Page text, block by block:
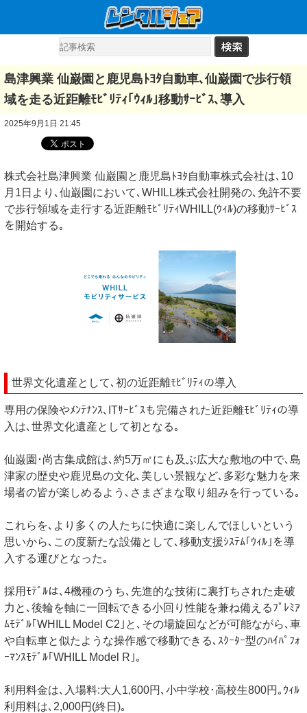
島津興業 仙巌園と鹿児島ﾄﾖﾀ自動車､仙巌園で歩行領
域を走る近距離ﾓﾋﾞﾘﾃｨ｢ｳｨﾙ｣移動ｻｰﾋﾞｽ､導入
2025年9月1日 21:45
株式会社島津興業 仙巌園と鹿児島ﾄﾖﾀ自動車株式会社は､10
月1日より､仙巌園において､WHILL株式会社開発の､免許不要
で歩行領域を走行する近距離ﾓﾋﾞﾘﾃｨWHILL(ｳｨﾙ)の移動ｻｰﾋﾞｽ
を開始する｡
世界文化遺産として､初の近距離ﾓﾋﾞﾘﾃｨの導入
専用の保険やﾒﾝﾃﾅﾝｽ､ITｻｰﾋﾞｽも完備された近距離ﾓﾋﾞﾘﾃｨの導
入は､世界文化遺産として初となる｡
仙巌園･尚古集成館は､約5万㎡にも及ぶ広大な敷地の中で､島
津家の歴史や鹿児島の文化､美しい景観など､多彩な魅力を来
場者の皆が楽しめるよう､さまざまな取り組みを行っている｡
これらを､より多くの人たちに快適に楽しんでほしいという
思いから､この度新たな設備として､移動支援ｼｽﾃﾑ｢ｳｨﾙ｣を導
入する運びとなった｡
採用ﾓﾃﾞﾙは､4機種のうち､先進的な技術に裏打ちされた走破
力と､後輪を軸に一回転できる小回り性能を兼ね備えるﾌﾟﾚﾐｱ
ﾑﾓﾃﾞﾙ｢WHILL Model C2｣と､その場旋回などが可能ながら､車
や自転車と似たような操作感で移動できる､ｽｸｰﾀｰ型のﾊｲﾊﾟﾌｫ
ｰﾏﾝｽﾓﾃﾞﾙ｢WHILL Model R｣｡
利用料金は､入場料:大人1,600円､小中学校･高校生800円｡ｳｨﾙ
利用料は､2,000円(終日)｡